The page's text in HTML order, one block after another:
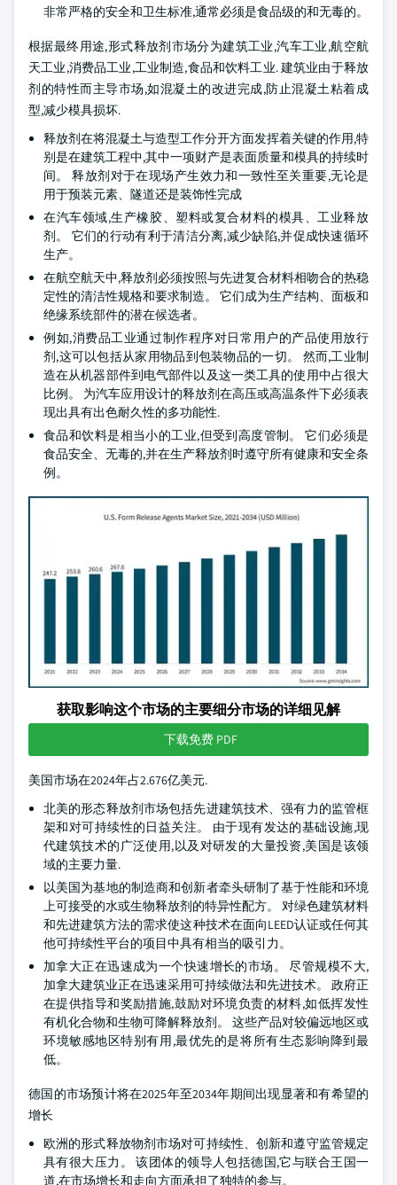
非常严格的安全和卫生标准,通常必须是食品级的和无毒的。
根据最终用途,形式释放剂市场分为建筑工业,汽车工业,航空航
天工业,消费品工业,工业制造,食品和饮料工业. 建筑业由于释放
剂的特性而主导市场,如混凝土的改进完成,防止混凝土粘着成
型,减少模具损坏.
释放剂在将混凝土与造型工作分开方面发挥着关键的作用,特
别是在建筑工程中,其中一项财产是表面质量和模具的持续时
间。 释放剂对于在现场产生效力和一致性至关重要,无论是
用于预装元素、隧道还是装饰性完成
在汽车领域,生产橡胶、塑料或复合材料的模具、工业释放
剂。 它们的行动有利于清洁分离,减少缺陷,并促成快速循环
生产。
在航空航天中,释放剂必须按照与先进复合材料相吻合的热稳
定性的清洁性规格和要求制造。 它们成为生产结构、面板和
绝缘系统部件的潜在候选者。
例如,消费品工业通过制作程序对日常用户的产品使用放行
剂,这可以包括从家用物品到包装物品的一切。 然而,工业制
造在从机器部件到电气部件以及这一类工具的使用中占很大
比例。 为汽车应用设计的释放剂在高压或高温条件下必须表
现出具有出色耐久性的多功能性.
食品和饮料是相当小的工业,但受到高度管制。 它们必须是
食品安全、无毒的,并在生产释放剂时遵守所有健康和安全条
例。
获取影响这个市场的主要细分市场的详细见解
下载免费 PDF
美国市场在2024年占2.676亿美元.
北美的形态释放剂市场包括先进建筑技术、强有力的监管框
架和对可持续性的日益关注。 由于现有发达的基础设施,现
代建筑技术的广泛使用,以及对研发的大量投资,美国是该领
域的主要力量.
以美国为基地的制造商和创新者牵头研制了基于性能和环境
上可接受的水或生物释放剂的特异性配方。 对绿色建筑材料
和先进建筑方法的需求使这种技术在面向LEED认证或任何其
他可持续性平台的项目中具有相当的吸引力。
加拿大正在迅速成为一个快速增长的市场。 尽管规模不大,
加拿大建筑业正在迅速采用可持续做法和先进技术。 政府正
在提供指导和奖励措施,鼓励对环境负责的材料,如低挥发性
有机化合物和生物可降解释放剂。 这些产品对较偏远地区或
环境敏感地区特别有用,最优先的是将所有生态影响降到最
低。
德国的市场预计将在2025年至2034年期间出现显著和有希望的
增长
欧洲的形式释放物剂市场对可持续性、创新和遵守监管规定
具有很大压力。 该团体的领导人包括德国,它与联合王国一
道,在市场增长和走向方面承担了独特的参与。